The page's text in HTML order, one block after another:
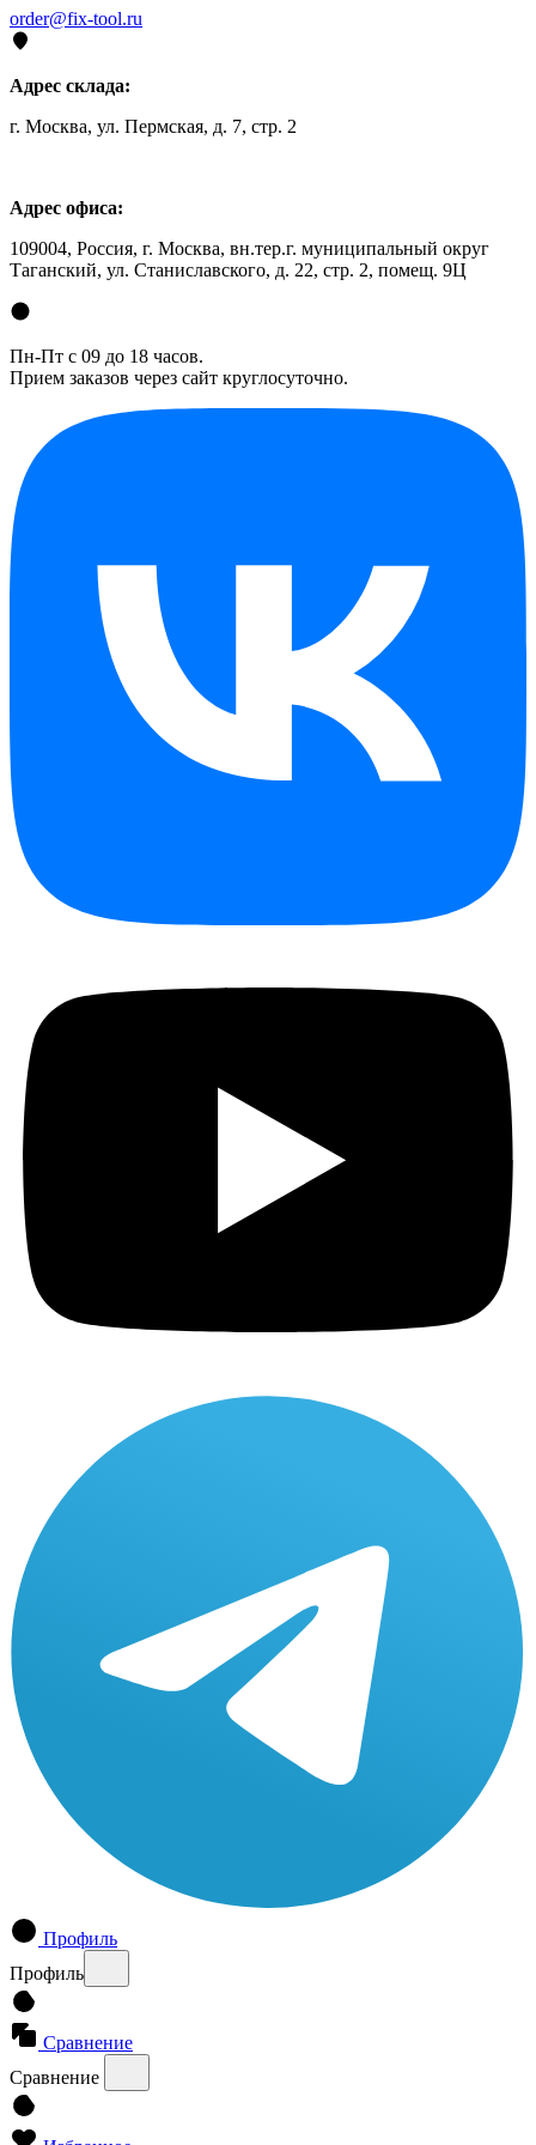
order@fix-tool.ru
Адрес склада:
г. Москва, ул. Пермская, д. 7, стр. 2
Адрес офиса:
109004, Россия, г. Москва, вн.тер.г. муниципальный округ
Таганский, ул. Станиславского, д. 22, стр. 2, помещ. 9Ц
Пн-Пт с 09 до 18 часов.
Прием заказов через сайт круглосуточно.
Профиль
Профиль
Сравнение
Сравнение